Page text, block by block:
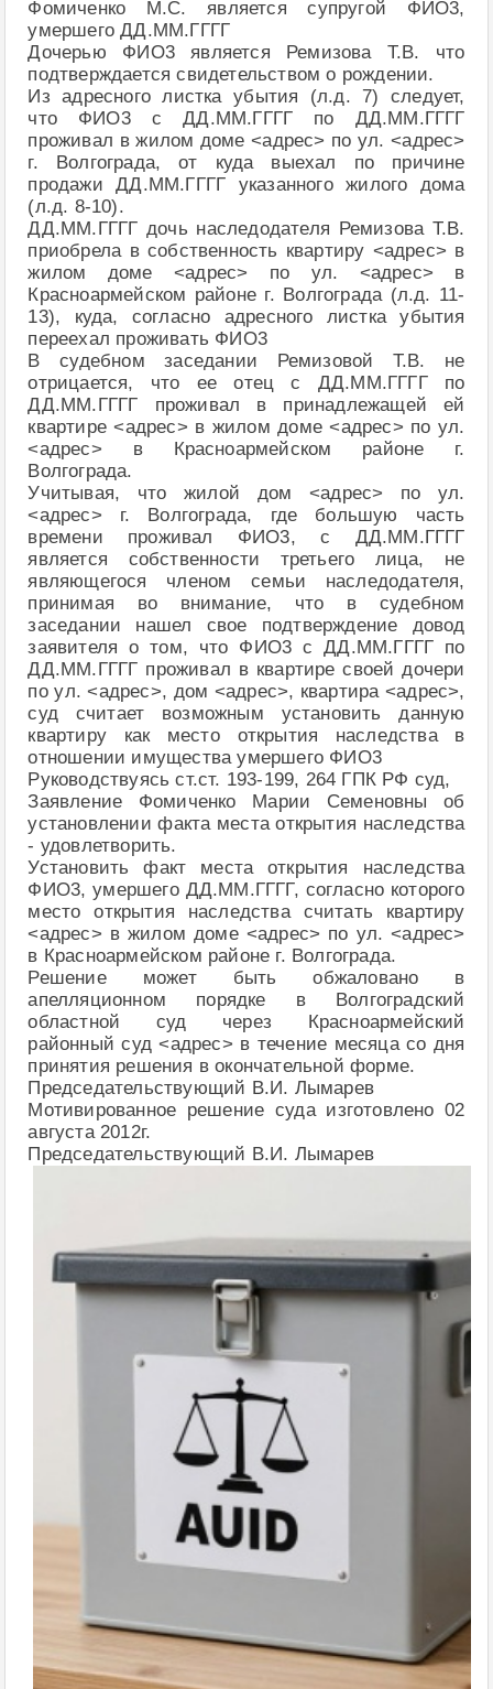
Фомиченко М.С. является супругой ФИО3,
умершего ДД.ММ.ГГГГ
Дочерью ФИО3 является Ремизова Т.В. что
подтверждается свидетельством о рождении.
Из адресного листка убытия (л.д. 7) следует,
что ФИО3 с ДД.ММ.ГГГГ по ДД.ММ.ГГГГ
проживал в жилом доме <адрес> по ул. <адрес>
г. Волгограда, от куда выехал по причине
продажи ДД.ММ.ГГГГ указанного жилого дома
(л.д. 8-10).
ДД.ММ.ГГГГ дочь наследодателя Ремизова Т.В.
приобрела в собственность квартиру <адрес> в
жилом доме <адрес> по ул. <адрес> в
Красноармейском районе г. Волгограда (л.д. 11-
13), куда, согласно адресного листка убытия
переехал проживать ФИО3
В судебном заседании Ремизовой Т.В. не
отрицается, что ее отец с ДД.ММ.ГГГГ по
ДД.ММ.ГГГГ проживал в принадлежащей ей
квартире <адрес> в жилом доме <адрес> по ул.
<адрес> в Красноармейском районе г.
Волгограда.
Учитывая, что жилой дом <адрес> по ул.
<адрес> г. Волгограда, где большую часть
времени проживал ФИО3, с ДД.ММ.ГГГГ
является собственности третьего лица, не
являющегося членом семьи наследодателя,
принимая во внимание, что в судебном
заседании нашел свое подтверждение довод
заявителя о том, что ФИО3 с ДД.ММ.ГГГГ по
ДД.ММ.ГГГГ проживал в квартире своей дочери
по ул. <адрес>, дом <адрес>, квартира <адрес>,
суд считает возможным установить данную
квартиру как место открытия наследства в
отношении имущества умершего ФИО3
Руководствуясь ст.ст. 193-199, 264 ГПК РФ суд,
Заявление Фомиченко Марии Семеновны об
установлении факта места открытия наследства
- удовлетворить.
Установить факт места открытия наследства
ФИО3, умершего ДД.ММ.ГГГГ, согласно которого
место открытия наследства считать квартиру
<адрес> в жилом доме <адрес> по ул. <адрес>
в Красноармейском районе г. Волгограда.
Решение может быть обжаловано в
апелляционном порядке в Волгоградский
областной суд через Красноармейский
районный суд <адрес> в течение месяца со дня
принятия решения в окончательной форме.
Председательствующий В.И. Лымарев
Мотивированное решение суда изготовлено 02
августа 2012г.
Председательствующий В.И. Лымарев